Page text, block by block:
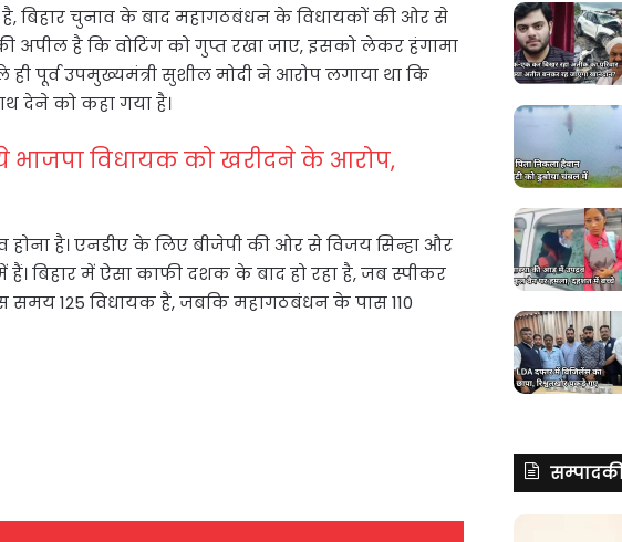
बिहार चुनाव के बाद महागठबंधन के विधायकों की ओर से
अपील है कि वोटिंग को गुप्त रखा जाए, इसको लेकर हंगामा
पूर्व उपमुख्यमंत्री सुशील मोदी ने आरोप लगाया था कि
देने को कहा गया है।
भाजपा विधायक को खरीदने के आरोप,
है। एनडीए के लिए बीजेपी की ओर से विजय सिन्हा और
बिहार में ऐसा काफी दशक के बाद हो रहा है, जब स्पीकर
समय 125 विधायक हैं, जबकि महागठबंधन के पास 110